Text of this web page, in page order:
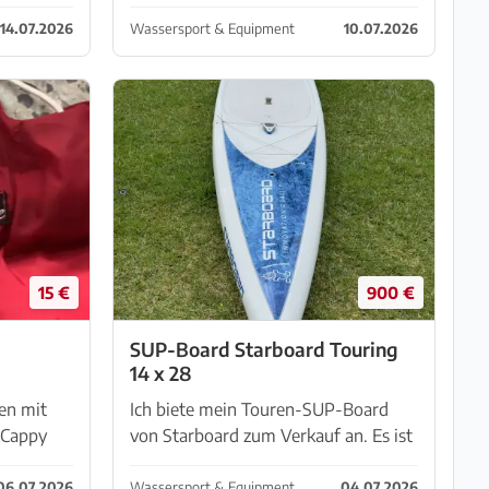
14.07.2026
Komplett mit Transporttasche,
Pumpe und Paddel. Es ist neu und
wurde nur zum Test einmal zu
Wasser ...
Wassersport & Equipment 10.07.2026
15 €
mit
900 €
SUP-Board Starboard Touring
14 x 28
Ich biete mein Touren-SUP-Board
von Starboard zum Verkauf an. Es ist